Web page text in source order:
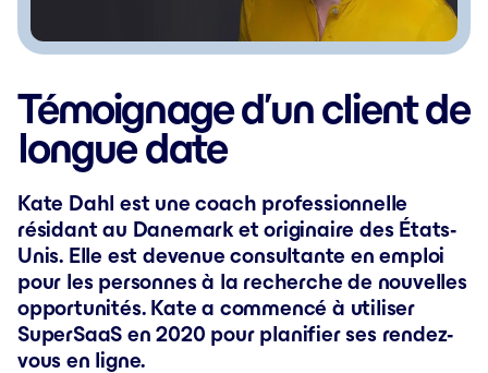
Témoignage d’un client de
longue date
Kate Dahl est une coach professionnelle
résidant au Danemark et originaire des États-
Unis. Elle est devenue consultante en emploi
pour les personnes à la recherche de nouvelles
opportunités. Kate a commencé à utiliser
SuperSaaS en 2020 pour planifier ses rendez-
vous en ligne.